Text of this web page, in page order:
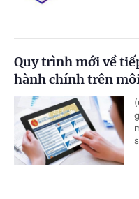
Quy trình mới về
hành chính trên